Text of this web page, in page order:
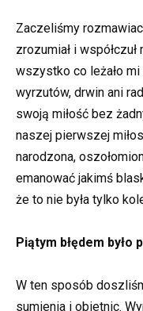
Zaczeliśmy
zrozumiał i
wszystko co leżało mi
wyrzutów, drwin ani
swoją miłość bez
naszej pierwszej
narodzona,
emanować jakimś
że to nie była tylko
Piątym błędem było
W ten sposób
sumienia i obietnic.